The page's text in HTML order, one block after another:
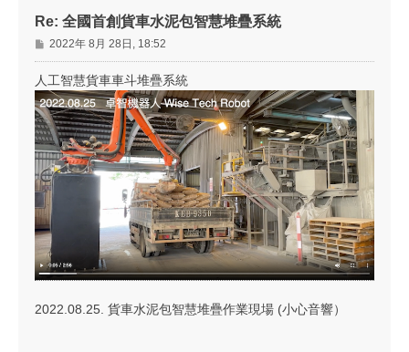
Re: 全國首創貨車水泥包智慧堆疊系統
文
章
2022年 8月 28日, 18:52
人工智慧貨車車斗堆疊系統
2022.08.25. 貨車水泥包智慧堆疊作業現場 (小心音響）